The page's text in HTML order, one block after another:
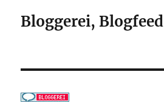
Bloggerei, Blogfeed